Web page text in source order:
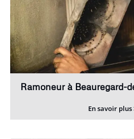
Ramoneur à Beauregard-
En savoir plus